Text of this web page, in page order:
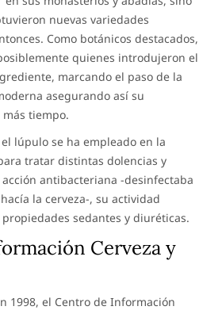
nuevas variedades
Como botánicos destacados,
quienes introdujeron el
marcando el paso de la
asegurando así su
tiempo.
lúpulo se ha empleado en la
tratar distintas dolencias y
antibacteriana -desinfectaba
la cerveza-, su actividad
sedantes y diuréticas.
Cerveza y
1998, el Centro de Información